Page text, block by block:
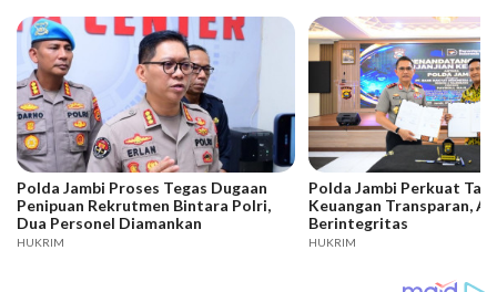
Polda Jambi Proses Tegas Dugaan
Penipuan Rekrutmen Bintara Polri,
Dua Personel Diamankan
HUKRIM
Polda Jambi Perkuat
Keuangan Transparan,
Berintegritas
HUKRIM